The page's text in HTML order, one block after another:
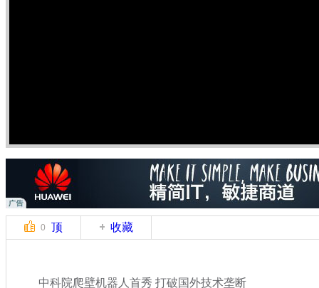
0 顶 收藏
中科院爬壁机器人首秀 打破国外技术垄断